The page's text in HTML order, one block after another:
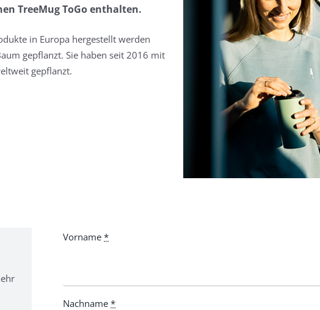
TreeMug ToGo enthalten.
in Europa hergestellt werden
gepflanzt. Sie haben seit 2016 mit
gepflanzt.
Vorname*
Nachname*